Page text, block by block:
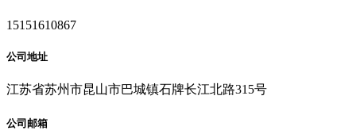
15151610867
公司地址
江苏省苏州市昆山市巴城镇石牌长江北路315号
公司邮箱